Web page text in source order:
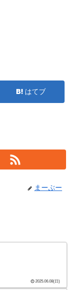
はてブ
まーぶー
2025.06.08(日)